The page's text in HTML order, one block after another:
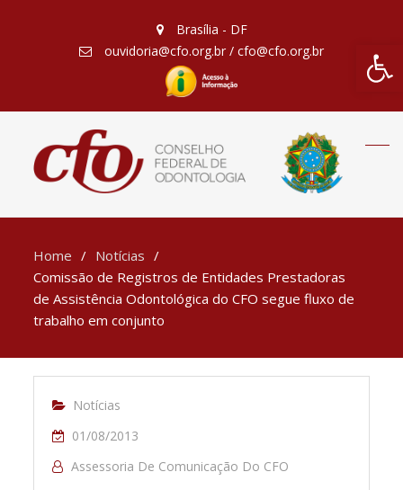
Barra
Brasília - DF
ouvidoria@cfo.org.br / cfo@cfo.org.br
Home
Notícias
Comissão de Registros de Entidades Prestadoras
de Assistência Odontológica do CFO segue fluxo de
trabalho em conjunto
Notícias
01/08/2013
Assessoria De Comunicação Do CFO